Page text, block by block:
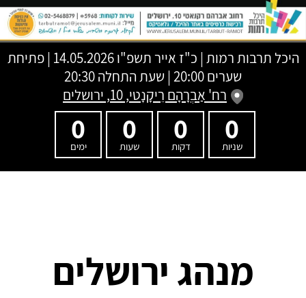
היכל תרבות רמות | כ"ז אייר תשפ"ו
14.05.2026 | פתיחת
שערים 20:00 | שעת התחלה 20:30
רח' אַבְרָהָם רֵיקָנָטי, 10, ירושלים
0
שניות
0
דקות
0
שעות
0
ימים
מנהג ירושלים